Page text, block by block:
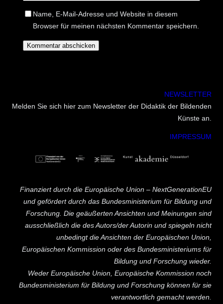
Name, E-Mail-Adresse und Website in diesem
Browser für meinen nächsten Kommentar speichern.
NEWSLETTER
Melden Sie sich hier zum Newsletter der Didaktik der Bildenden
Künste an.
IMPRESSUM
Finanziert durch die Europäische Union – NextGenerationEU
und gefördert durch das Bundesministerium für Bildung und
Forschung. Die geäußerten Ansichten und Meinungen sind
ausschließlich die des Autors/der Autorin und spiegeln nicht
unbedingt die Ansichten der Europäischen Union,
Europäischen Kommission oder des Bundesministeriums für
Bildung und Forschung wieder.
Weder Europäische Union, Europäische Kommission noch
Bundesministerium für Bildung und Forschung können für sie
verantwortlich gemacht werden.